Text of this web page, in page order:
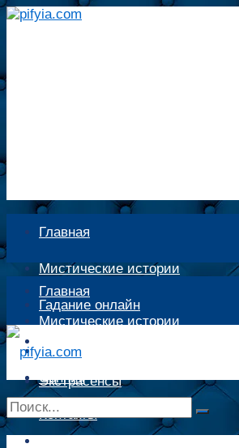
Главная
Мистические истории
Гадание онлайн
Сонник
Контакты
Главная
Мистические истории
Гадание онлайн
Экстрасенсы
Сонник